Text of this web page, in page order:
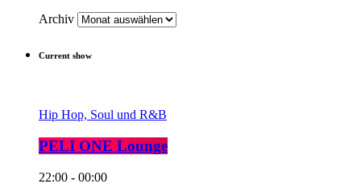
Archiv
Current show
Hip Hop, Soul und R&B
PELI ONE Lounge
22:00 - 00:00